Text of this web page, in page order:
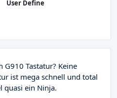
User Define
G910 Tastatur? Keine
ist mega schnell und total
quasi ein Ninja.